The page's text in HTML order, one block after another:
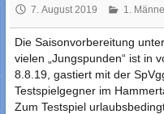
7. August 2019 1.
Die Saisonvorbereitung
vielen „Jungspunden“ ist in
8.8.19, gastiert mit der
Testspielgegner im
Zum Testspiel